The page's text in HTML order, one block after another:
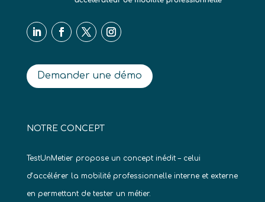
Demander une démo
NOTRE CONCEPT
TestUnMetier propose un concept inédit – celui
d’accélérer la mobilité professionnelle interne et externe
en permettant de tester un métier.